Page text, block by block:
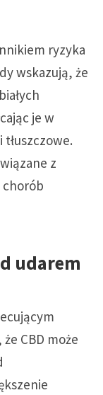
ryzyka
wskazują, że
je w
z
udarem
CBD może